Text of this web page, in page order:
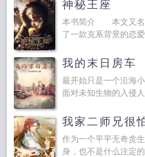
神秘王座
本书简介 本文又名
了一款克系背景的恋
我的末日房车
最开始只是一个沿海
面对未知生物的入侵
我家二师兄很
作为一个平平无奇贪
身，也不是什么注定